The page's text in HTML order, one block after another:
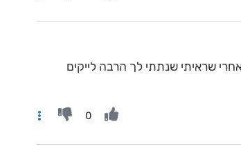
שראיתי שנתתי לך הרבה לייקים
0